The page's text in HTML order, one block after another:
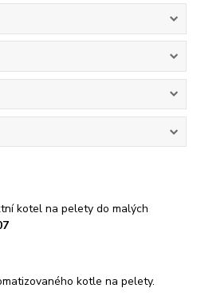
kotel na pelety do malých
kotle na pelety.